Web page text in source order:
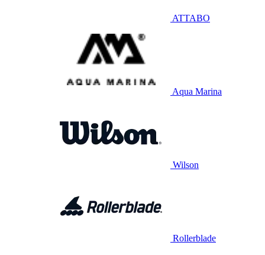
ATTABO
Aqua Marina
Wilson
Rollerblade